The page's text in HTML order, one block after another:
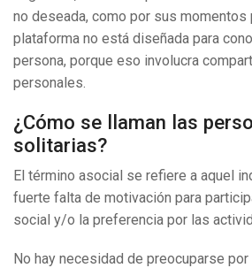
no deseada, como por sus
plataforma no está diseñada para
persona, porque eso involucra
personales.
¿Cómo se llaman las
solitarias?
El término asocial se refiere a aquel
fuerte falta de motivación para
social y/o la preferencia por las
No hay necesidad de preocuparse